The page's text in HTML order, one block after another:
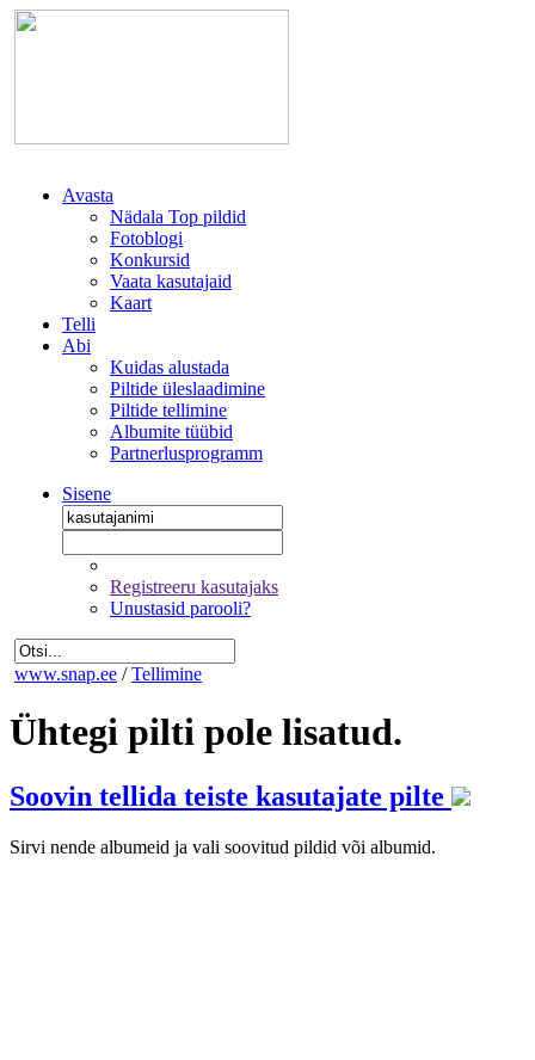
Avasta
Nädala Top pildid
Fotoblogi
Konkursid
Vaata kasutajaid
Kaart
Telli
Abi
Kuidas alustada
Piltide üleslaadimine
Piltide tellimine
Albumite tüübid
Partnerlusprogramm
Sisene
Registreeru kasutajaks
Unustasid parooli?
www.snap.ee / Tellimine
Ühtegi pilti pole lisatud.
Soovin tellida teiste kasutajate pilte
Sirvi nende albumeid ja vali soovitud pildid või albumid.